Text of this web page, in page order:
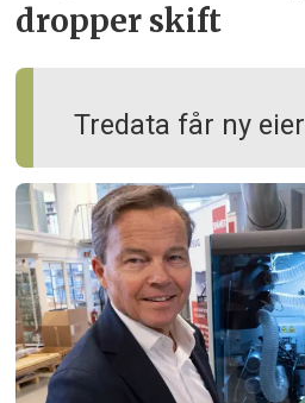
Tredata får ny eier
dropper skift